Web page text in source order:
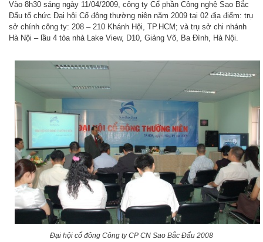
Vào 8h30 sáng ngày 11/04/2009, công ty Cổ phần Công nghệ Sao Bắc
Đẩu tổ chức Đại hội Cổ đông thường niên năm 2009 tại 02 địa điểm: trụ
sở chính công ty: 208 – 210 Khánh Hội, TP.HCM; và trụ sở chi nhánh
Hà Nội – lầu 4 tòa nhà Lake View, D10, Giảng Võ, Ba Đình, Hà Nội.
Đại hội cổ đông Công ty CP CN Sao Bắc Đẩu 2008